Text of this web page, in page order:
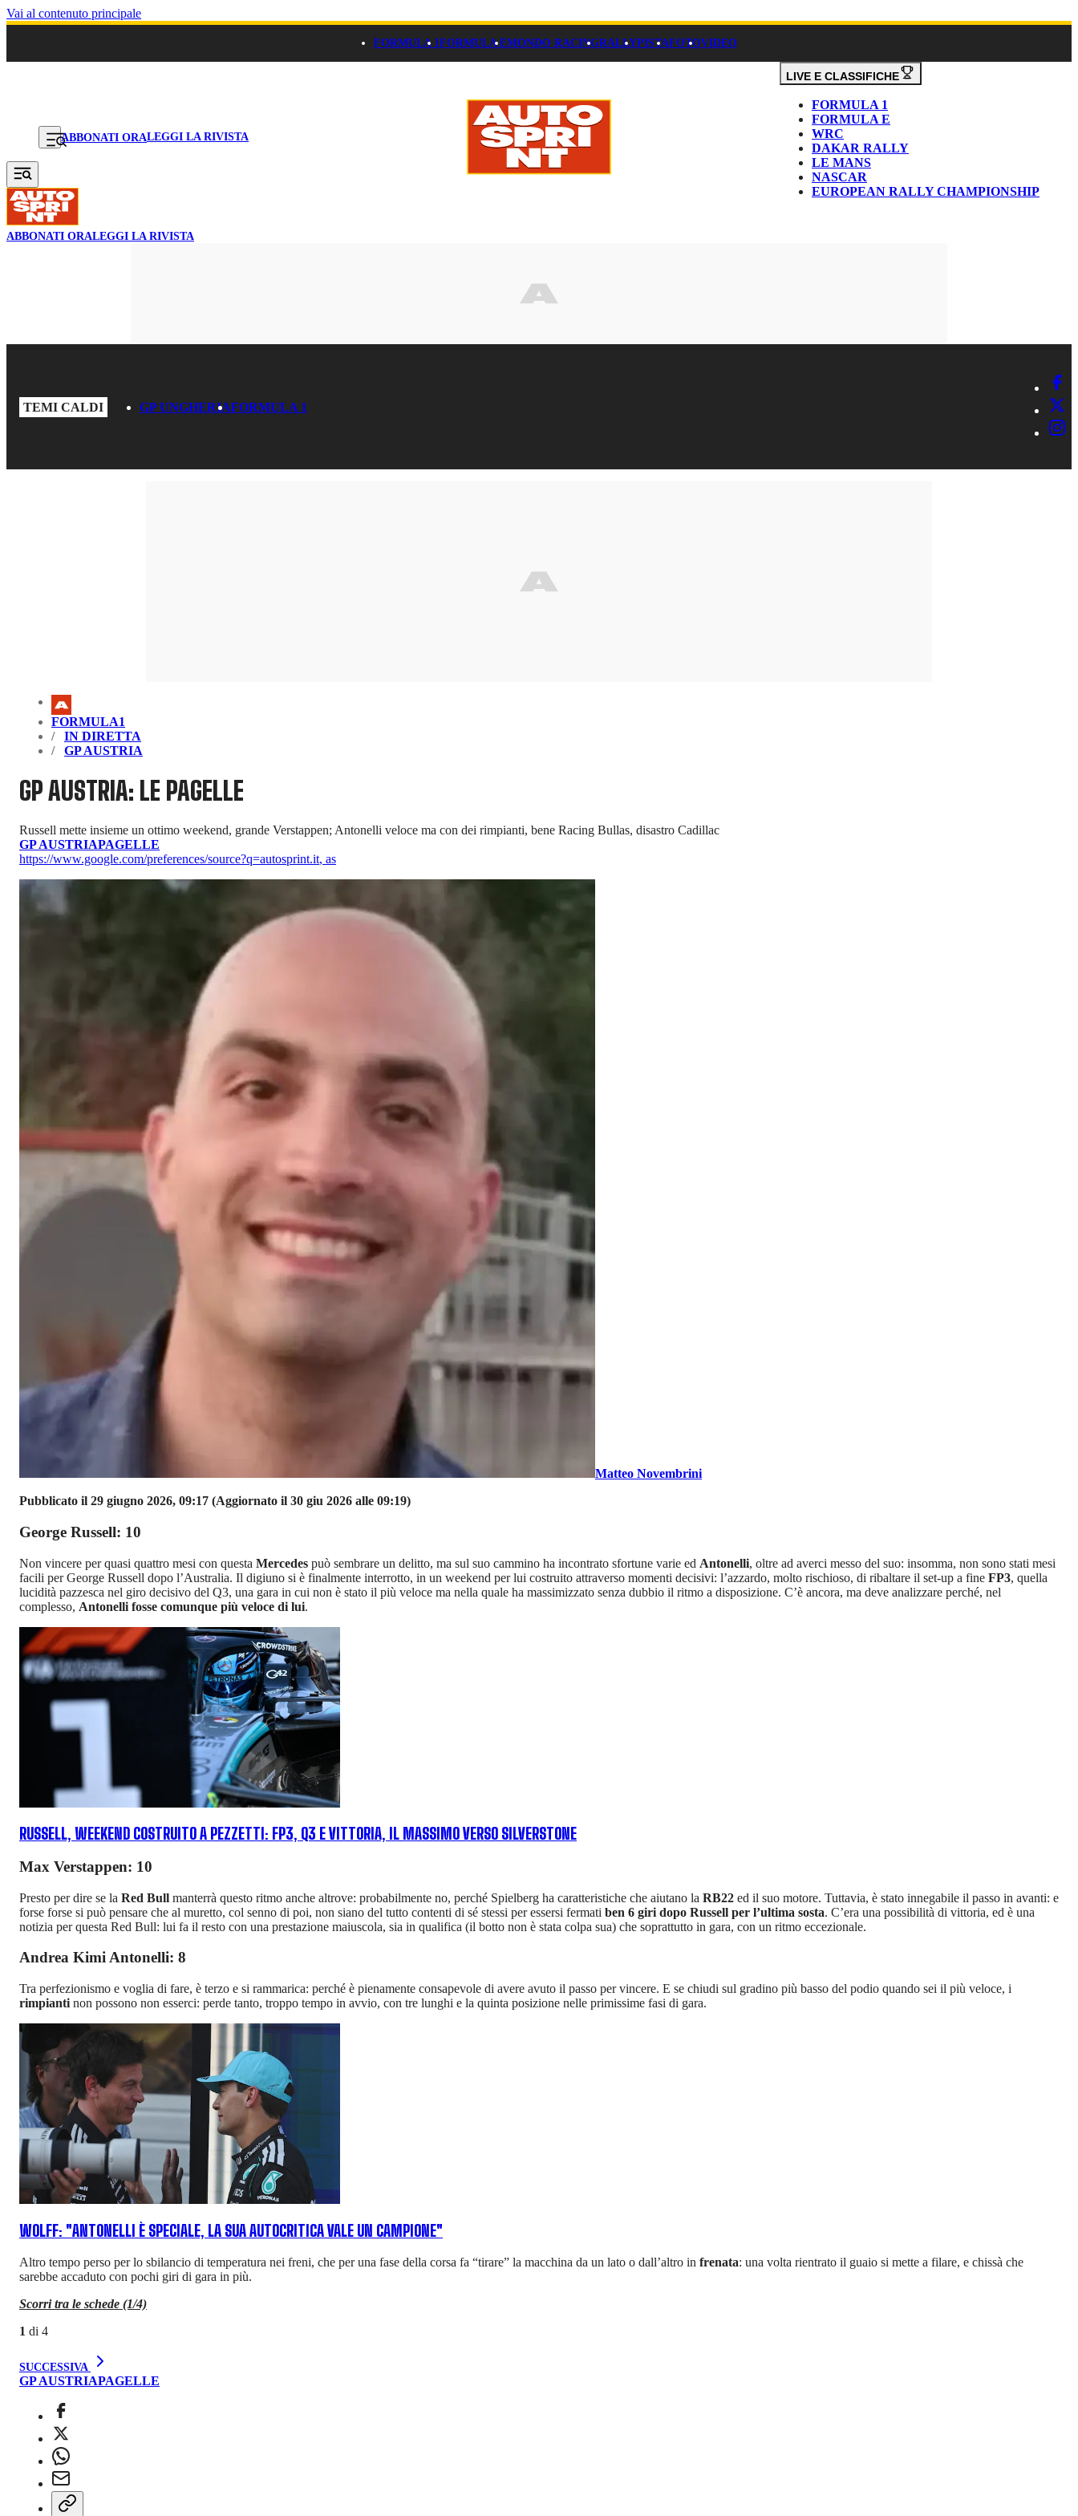
Vai al contenuto principale
FORMULA 1FORMULA EMONDO RACINGRALLYPISTAFOTOVIDEO
ABBONATI ORALEGGI LA RIVISTA
LIVE E CLASSIFICHE
FORMULA 1
FORMULA E
WRC
DAKAR RALLY
LE MANS
NASCAR
EUROPEAN RALLY CHAMPIONSHIP
ABBONATI ORALEGGI LA RIVISTA
TEMI CALDI GP UNGHERIAFORMULA 1
FORMULA1
IN DIRETTA
GP AUSTRIA
GP AUSTRIA: LE PAGELLE
Russell mette insieme un ottimo weekend, grande Verstappen; Antonelli veloce ma con dei rimpianti, bene Racing Bullas, disastro Cadillac
GP AUSTRIAPAGELLE
https://www.google.com/preferences/source?q=autosprint.it, as
Matteo Novembrini
Pubblicato il 29 giugno 2026, 09:17 (Aggiornato il 30 giu 2026 alle 09:19)
George Russell: 10
Non vincere per quasi quattro mesi con questa Mercedes può sembrare un delitto, ma sul suo cammino ha incontrato sfortune varie ed Antonelli, oltre ad averci messo del suo: insomma, non sono stati mesi
facili per George Russell dopo l’Australia. Il digiuno si è finalmente interrotto, in un weekend per lui costruito attraverso momenti decisivi: l’azzardo, molto rischioso, di ribaltare il set-up a fine FP3, quella
lucidità pazzesca nel giro decisivo del Q3, una gara in cui non è stato il più veloce ma nella quale ha massimizzato senza dubbio il ritmo a disposizione. C’è ancora, ma deve analizzare perché, nel
complesso, Antonelli fosse comunque più veloce di lui.
RUSSELL, WEEKEND COSTRUITO A PEZZETTI: FP3, Q3 E VITTORIA, IL MASSIMO VERSO SILVERSTONE
Max Verstappen: 10
Presto per dire se la Red Bull manterrà questo ritmo anche altrove: probabilmente no, perché Spielberg ha caratteristiche che aiutano la RB22 ed il suo motore. Tuttavia, è stato innegabile il passo in avanti: e
forse forse si può pensare che al muretto, col senno di poi, non siano del tutto contenti di sé stessi per essersi fermati ben 6 giri dopo Russell per l’ultima sosta. C’era una possibilità di vittoria, ed è una
notizia per questa Red Bull: lui fa il resto con una prestazione maiuscola, sia in qualifica (il botto non è stata colpa sua) che soprattutto in gara, con un ritmo eccezionale.
Andrea Kimi Antonelli: 8
Tra perfezionismo e voglia di fare, è terzo e si rammarica: perché è pienamente consapevole di avere avuto il passo per vincere. E se chiudi sul gradino più basso del podio quando sei il più veloce, i
rimpianti non possono non esserci: perde tanto, troppo tempo in avvio, con tre lunghi e la quinta posizione nelle primissime fasi di gara.
WOLFF: "ANTONELLI È SPECIALE, LA SUA AUTOCRITICA VALE UN CAMPIONE"
Altro tempo perso per lo sbilancio di temperatura nei freni, che per una fase della corsa fa “tirare” la macchina da un lato o dall’altro in frenata: una volta rientrato il guaio si mette a filare, e chissà che
sarebbe accaduto con pochi giri di gara in più.
Scorri tra le schede (1/4)
1 di 4
SUCCESSIVA
GP AUSTRIAPAGELLE